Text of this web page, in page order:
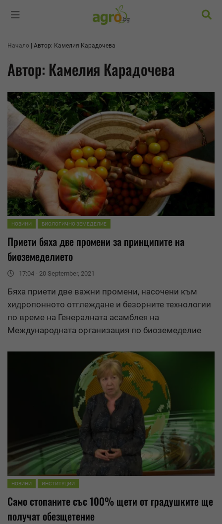
Начало Автор: Камелия Карадочева
Автор: Камелия Карадочева
НОВИНИ БИОЛОГИЧНО ЗЕМЕДЕЛИЕ
Приети бяха две промени за принципите на
биоземеделието
17:04 - 20 September, 2021
Бяха приети две важни промени, насочени към
хидропонното отглеждане и безорните технологии
по време на Генералната асамблея на
Международната организация по биоземеделие
НОВИНИ ИНСТИТУЦИИ
Само стопаните със 100% щети от градушките ще
получат обезщетение